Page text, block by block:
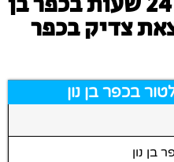
צדיק בכפר
בכפר בן נון
בן נון